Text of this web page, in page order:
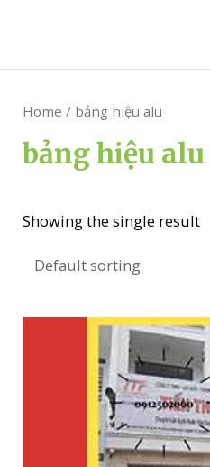
Home / bảng hiệu alu
bảng hiệu alu
Showing the single result